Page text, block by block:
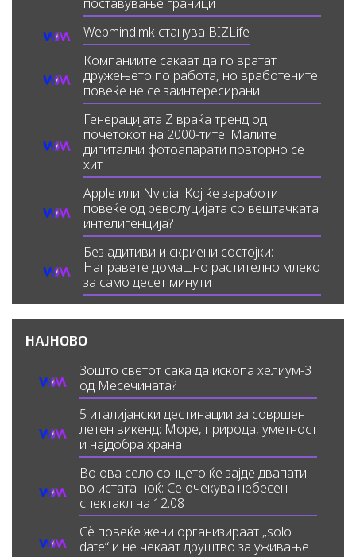
Webmind.mk станува BIZLife
Компаниите сакаат да го вратат
дружењето по работа, но вработените
повеќе не се заинтересирани
Генерацијата Z враќа тренд од
почетокот на 2000-тите: Малите
дигитални фотоапарати повторно се
хит
Apple или Nvidia: Кој ќе заработи
повеќе од револуцијата со вештачката
интелигенција?
Без адитиви и скриени состојки:
Направете домашно растително млеко
за само десет минути
НАЈНОВО
Зошто светот сака да ископа хелиум-3
од Месечината?
5 италијански дестинации за совршен
летен викенд: Море, природа, уметност
и најдобра храна
Во ова село сонцето ќе зајде двапати
во истата ноќ: Се очекува небесен
спектакл на 12.08
Сè повеќе жени организираат „solo
date“ и не чекаат друштво за уживање